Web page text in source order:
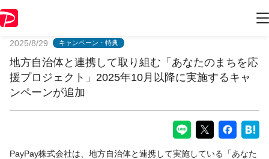
2025/8/29 キャンペーン・特典
地方自治体と連携して取り組む「あなたのまちを応
援プロジェクト」2025年10月以降に実施するキャ
ンペーンが追加
PayPay株式会社は、地方自治体と連携して実施している「あなた